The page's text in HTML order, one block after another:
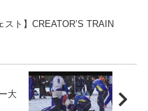
スト】CREATOR’S TRAIN
大